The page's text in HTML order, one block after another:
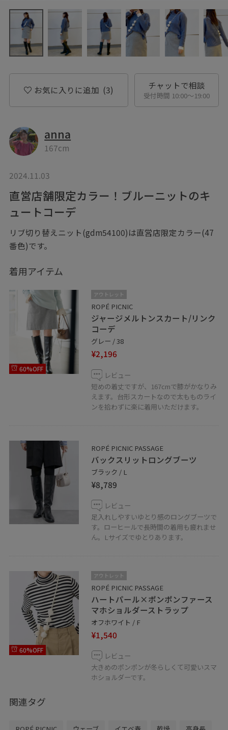
お気に入りに追加 (3) チャットで相談
受付時間 10:00〜19:00
anna
167cm
2024.11.03
直営店舗限定カラー！ブルーニットのキ
ュートコーデ
リブ切り替えニット(gdm54100)は直営店限定カラー(47
番色)です。
着用アイテム
60%OFF
アウトレット
ROPÉ PICNIC
ジャージメルトンスカート/リンク
コーデ
グレー / 38
¥2,196
レビュー
短めの着丈ですが、167cmで膝がかなりみ
えます。台形スカートなので太もものライ
ンを拾わずに楽に着用いただけます。
ROPÉ PICNIC PASSAGE
バックスリットロングブーツ
ブラック / L
¥8,789
レビュー
足入れしやすいゆとり感のロングブーツで
す。ローヒールで長時間の着用も疲れませ
ん。Lサイズでゆとりあります。
60%OFF
アウトレット
ROPÉ PICNIC PASSAGE
ハートパール×ポンポンファース
マホショルダーストラップ
オフホワイト / F
¥1,540
レビュー
大きめのポンポンが冬らしくて可愛いスマ
ホショルダーです。
関連タグ